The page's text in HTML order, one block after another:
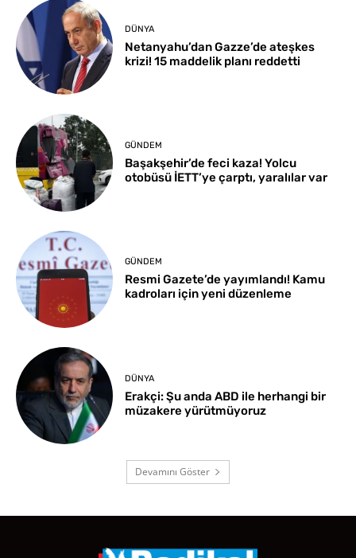
DÜNYA
Netanyahu’dan Gazze’de ateşkes
krizi! 15 maddelik planı reddetti
GÜNDEM
Başakşehir’de feci kaza! Yolcu
otobüsü İETT’ye çarptı, yaralılar var
GÜNDEM
Resmi Gazete’de yayımlandı! Kamu
kadroları için yeni düzenleme
DÜNYA
Erakçi: Şu anda ABD ile herhangi bir
müzakere yürütmüyoruz
Devamını Göster